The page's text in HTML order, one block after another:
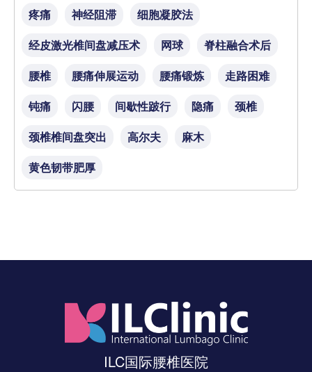
疼痛
神经阻滞
细胞凝胶法
经皮激光椎间盘减压术
网球
脊柱融合术后
腰椎
腰痛伸展运动 腰痛锻炼
走路困难
钝痛
闪腰 间歇性跛行 隐痛
颈椎
颈椎椎间盘突出
高尔夫
麻木
黄色韧带肥厚
ILC国际腰椎医院